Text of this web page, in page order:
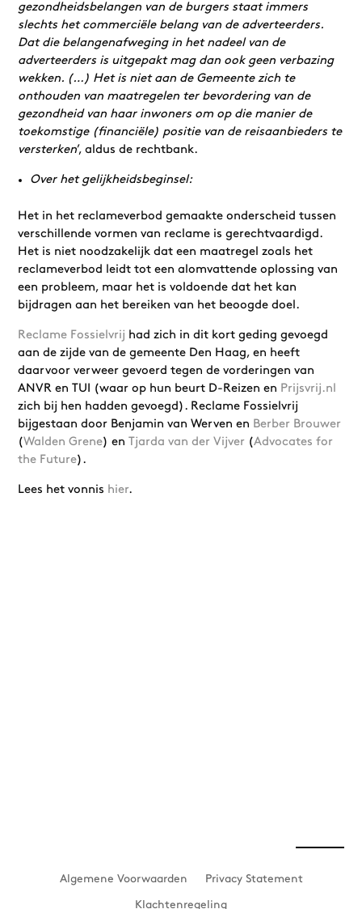
gezondheidsbelangen van de burgers staat immers
slechts het commerciële belang van de adverteerders.
Dat die belangenafweging in het nadeel van de
adverteerders is uitgepakt mag dan ook geen verbazing
wekken. (…) Het is niet aan de Gemeente zich te
onthouden van maatregelen ter bevordering van de
gezondheid van haar inwoners om op die manier de
toekomstige (financiële) positie van de reisaanbieders te
versterken’, aldus de rechtbank.
Over het gelijkheidsbeginsel:
Het in het reclameverbod gemaakte onderscheid tussen
verschillende vormen van reclame is gerechtvaardigd.
Het is niet noodzakelijk dat een maatregel zoals het
reclameverbod leidt tot een alomvattende oplossing van
een probleem, maar het is voldoende dat het kan
bijdragen aan het bereiken van het beoogde doel.
Reclame Fossielvrij had zich in dit kort geding gevoegd
aan de zijde van de gemeente Den Haag, en heeft
daarvoor verweer gevoerd tegen de vorderingen van
ANVR en TUI (waar op hun beurt D-Reizen en Prijsvrij.nl
zich bij hen hadden gevoegd). Reclame Fossielvrij
bijgestaan door Benjamin van Werven en Berber Brouwer
(Walden Grene) enTjarda van der Vijver (Advocates for
the Future).
Lees het vonnis hier.
Algemene Voorwaarden Privacy Statement
Klachtenregeling